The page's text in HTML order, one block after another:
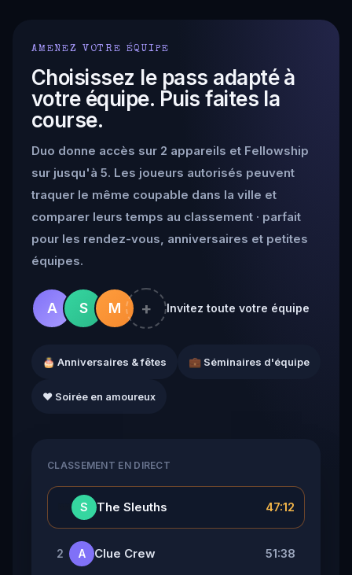
AMENEZ VOTRE ÉQUIPE
Choisissez le pass adapté à
votre équipe. Puis faites la
course.
Duo donne accès sur 2 appareils et Fellowship
sur jusqu'à 5. Les joueurs autorisés peuvent
traquer le même coupable dans la ville et
comparer leurs temps au classement · parfait
pour les rendez-vous, anniversaires et petites
équipes.
A S M + Invitez toute votre équipe
🎂 Anniversaires & fêtes 💼 Séminaires d'équipe
❤️ Soirée en amoureux
CLASSEMENT EN DIRECT
S The Sleuths 47:12
2 A Clue Crew 51:38